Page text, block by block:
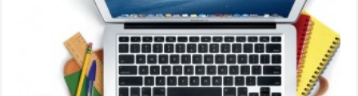
بين
الاستدامة
والمهنية